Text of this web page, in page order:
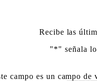
Recibe las
"*" señala
campo es un campo